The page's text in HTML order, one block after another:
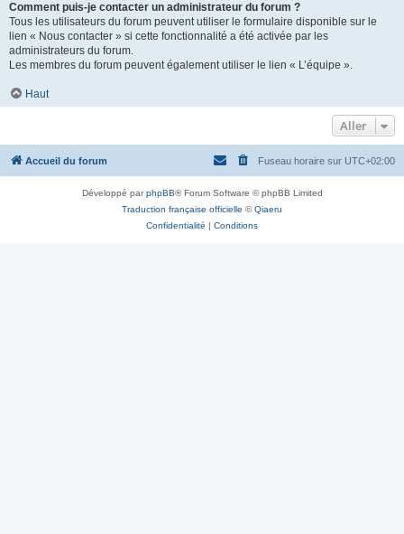
Comment puis-je contacter un administrateur du forum ?
Tous les utilisateurs du forum peuvent utiliser le formulaire disponible sur le
lien « Nous contacter » si cette fonctionnalité a été activée par les
administrateurs du forum.
Les membres du forum peuvent également utiliser le lien « L’équipe ».
Haut
Aller
Accueil du forum Fuseau horaire sur UTC+02:00
Développé parphpBB® Forum Software © phpBB Limited
Traduction française officielle ©Qiaeru
Confidentialité | Conditions